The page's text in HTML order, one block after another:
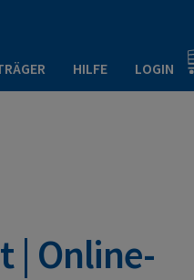
HILFE LOGIN
| Online-